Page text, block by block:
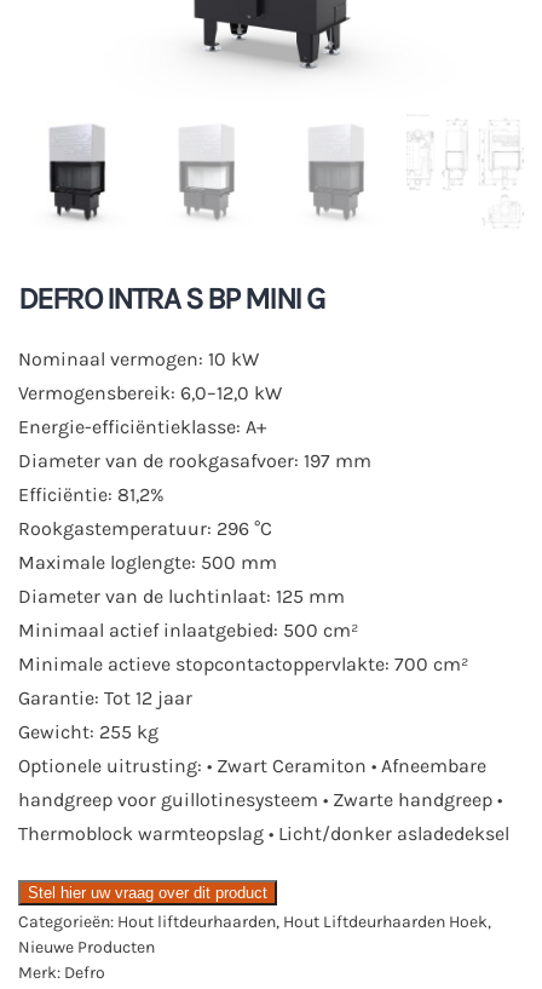
DEFRO INTRA S BP MINI G
Nominaal vermogen: 10 kW
Vermogensbereik: 6,0–12,0 kW
Energie-efficiëntieklasse: A+
Diameter van de rookgasafvoer: 197 mm
Efficiëntie: 81,2%
Rookgastemperatuur: 296 °C
Maximale loglengte: 500 mm
Diameter van de luchtinlaat: 125 mm
Minimaal actief inlaatgebied: 500 cm²
Minimale actieve stopcontactoppervlakte: 700 cm²
Garantie: Tot 12 jaar
Gewicht: 255 kg
Optionele uitrusting: • Zwart Ceramiton • Afneembare
handgreep voor guillotinesysteem • Zwarte handgreep •
Thermoblock warmteopslag • Licht/donker asladedeksel
Stel hier uw vraag over dit product
Categorieën: Hout liftdeurhaarden, Hout Liftdeurhaarden Hoek,
Nieuwe Producten
Merk: Defro